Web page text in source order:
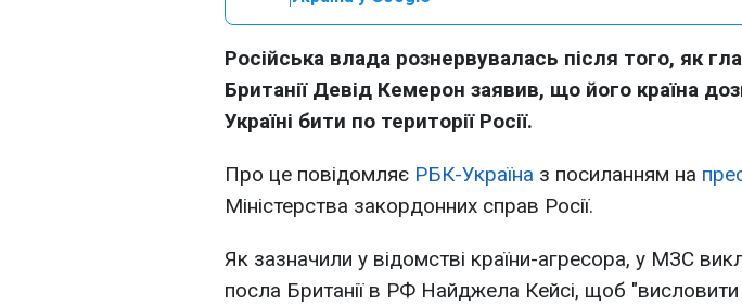
Російська влада рознервувалась після того, як
Британії Девід Кемерон заявив, що його країна
Україні бити по території Росії.
Про це повідомляє РБК-Україна з посиланням на
Міністерства закордонних справ Росії.
Як зазначили у відомстві країни-агресора, у МЗС
посла Британії в РФ Найджела Кейсі, щоб "висловити